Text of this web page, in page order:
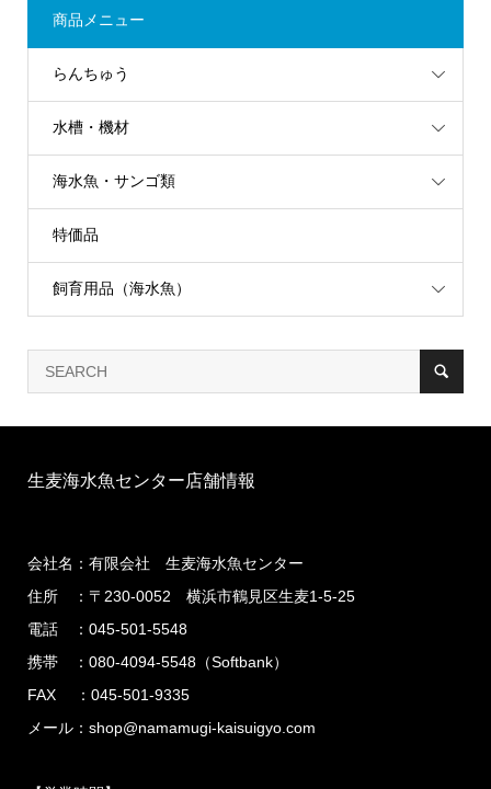
商品メニュー
らんちゅう
水槽・機材
海水魚・サンゴ類
特価品
飼育用品（海水魚）
生麦海水魚センター店舗情報
会社名：有限会社 生麦海水魚センター
住所 ：〒230-0052 横浜市鶴見区生麦1-5-25
電話 ：045-501-5548
携帯 ：080-4094-5548（Softbank）
FAX ：045-501-9335
メール：shop@namamugi-kaisuigyo.com